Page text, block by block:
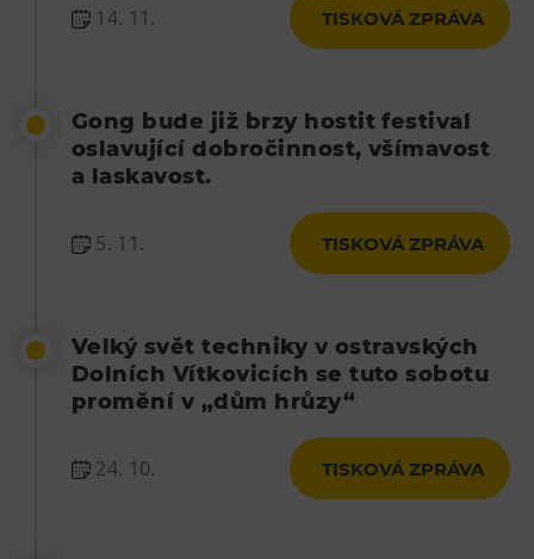
14. 11. TISKOVÁ ZPRÁVA
Gong bude již brzy hostit festival
oslavující dobročinnost, všímavost
a laskavost.
5. 11. TISKOVÁ ZPRÁVA
Velký svět techniky v ostravských
Dolních Vítkovicích se tuto sobotu
promění v „dům hrůzy“
24. 10. TISKOVÁ ZPRÁVA